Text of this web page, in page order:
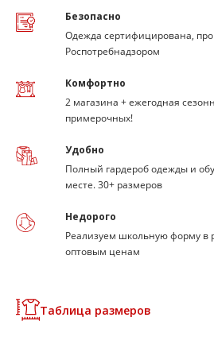
Таблица размеров
Безопасно
Одежда сертифицирована,
Роспотребнадзором
Комфортно
2 магазина + ежегодная
примерочных!
Удобно
Полный гардероб одежды и
месте. 30+ размеров
Недорого
Реализуем школьную форму в
оптовым ценам